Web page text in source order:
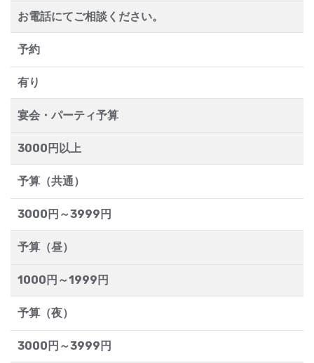
お電話にてご相談ください。
予約
有り
宴会・パーティ予算
3000円以上
予算（共通）
3000円～3999円
予算（昼）
1000円～1999円
予算（夜）
3000円～3999円